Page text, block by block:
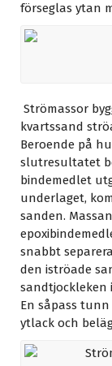
förseglas ytan
Strömassor
kvartssand
Beroende på
slutresultatet
bindemedlet
underlaget,
sanden.
snabbt
den iströade
sandtjockleken
En såpass
ytlack och